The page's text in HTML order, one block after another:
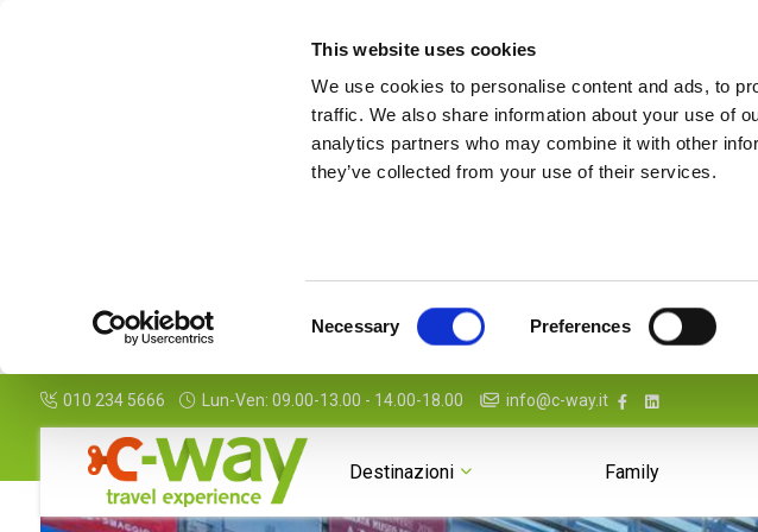
This website uses cookies
We use cookies to personalise content and ads, to
traffic. We also share information about your use of
analytics partners who may combine it with other
they’ve collected from your use of their services.
Necessary Preferences
010 234 5666 Lun-Ven: 09.00-13.00 - 14.00-18.00 info@c-way.it
Destinazioni Family
Galleria Informazioni Da sapere